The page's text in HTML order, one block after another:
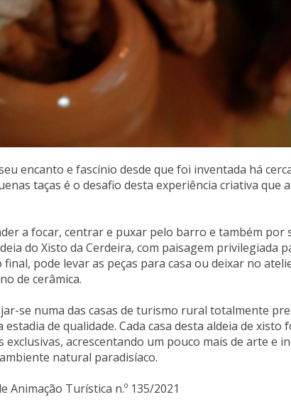
encanto e fascínio desde que foi inventada há
taças é o desafio desta experiência criativa que
a focar, centrar e puxar pelo barro e também por
do Xisto da Cerdeira, com paisagem privilegiada
pode levar as peças para casa ou deixar no
de cerâmica.
se numa das casas de turismo rural totalmente
de qualidade. Cada casa desta aldeia de xisto
acrescentando um pouco mais de arte e
natural paradisíaco.
Animação Turística n.º 135/2021